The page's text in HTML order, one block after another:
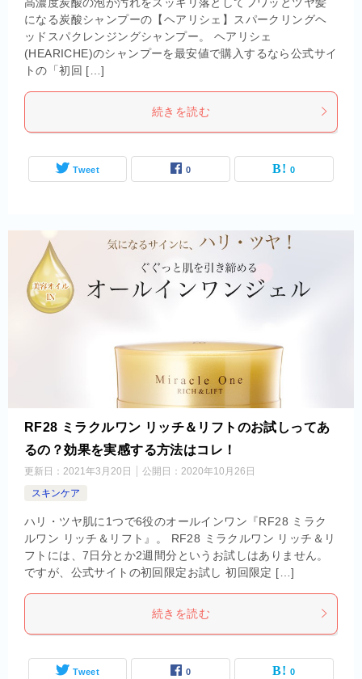
になる炭酸シャンプーの【ヘアリシェ】スパークリングヘ
ッドスパクレンジングシャンプー。 ヘアリシェ
(HEARICHE)のシャンプーを最安値で購入するなら公式サイ
トの「初回 […]
続きを読む
Tweet 0 0
RF28 ミラクルワン リッチ＆リフトのお試しってあ
るの？効果を実感する方法はコレ！
更新日： 2021年3月20日 公開日： 2020年10月26日
スキンケア
ハリ・ツヤ肌に1つで6役のオールインワン『RF28 ミラク
ルワン リッチ＆リフト』。 RF28 ミラクルワン リッチ＆リ
フトには、7日分とか2週間分というお試しはありません。
ですが、公式サイトの初回限定お試し 初回限定 […]
続きを読む
Tweet 0 0